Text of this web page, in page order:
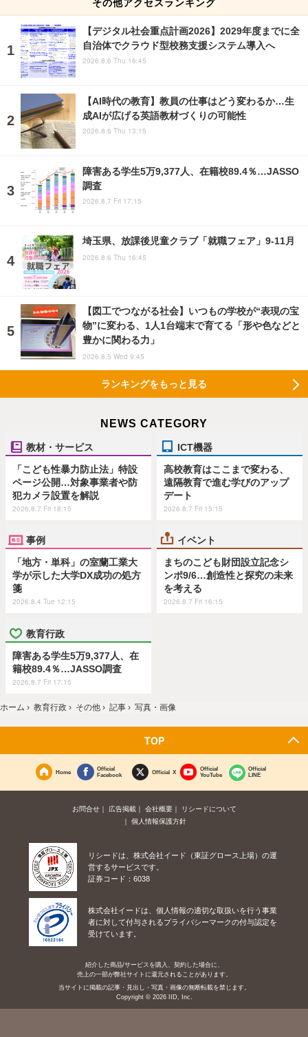
その他アクセスランキング
【デジタル社会重点計画2026】2029年度までに全
自治体でクラウド型校務支援システム導入へ
2026.8.6 Thu 16:45
【AI時代の教育】教員の仕事はどう変わるか…生
成AIが広げる英語教材づくりの可能性
2026.8.6 Thu 13:15
障害ある学生5万9,377人、在籍校89.4％…JASSO
調査
2026.8.7 Fri 17:15
埼玉県、放課後児童クラブ「就職フェア」9-11月
2026.8.6 Thu 16:45
【図工でつながる社会】いつもの学校が“表現の宝
物”に変わる、1人1台端末で育てる「形や色などと
豊かに関わる力」
2026.8.5 Wed 9:45
ランキングをもっと見る
NEWS CATEGORY
教材・サービス
「こども性暴力防止法」特設
ページ公開…対象事業者や防
犯カメラ設置を解説
2026.8.7 Fri 18:15
ICT機器
高校教育はここまで変わる、
遠隔教育で進む学びのアップ
デート
2026.8.7 Fri 15:15
事例
「地方・単科」の室蘭工業大
学が示した大学DX成功の処方
箋
2026.8.4 Tue 12:15
イベント
まちのこども財団設立記念シ
ンポ9/6…創造性と探究の未来
を考える
2026.8.7 Fri 16:15
教育行政
障害ある学生5万9,377人、在
籍校89.4％…JASSO調査
2026.8.7 Fri 17:15
ホーム › 教育行政 › その他 › 記事 › 写真・画像
TOP
Home
Official
Facebook
Official X
Official
YouTube
Official
LINE
お問合せ 広告掲載 会社概要
リシードについて
個人情報保護方針
リシードは、株式会社イード（東証グロース上場）の運
営するサービスです。
証券コード：6038
株式会社イードは、個人情報の適切な取扱いを行う事業
者に対して付与されるプライバシーマークの付与認定を
受けています。
紹介した商品/サービスを購入、契約した場合に、
売上の一部が弊社サイトに還元されることがあります。
当サイトに掲載の記事・見出し・写真・画像の無断転載を禁じます。
Copyright © 2026 IID, Inc.